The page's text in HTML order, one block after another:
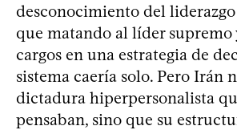
desconocimiento del
que matando al líder supremo
cargos en una estrategia de
sistema caería solo. Pero Irán
dictadura hiperpersonalista
pensaban, sino que su